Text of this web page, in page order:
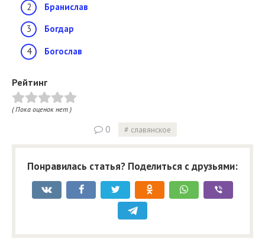
Бранислав
Богдар
Богослав
Рейтинг
( Пока оценок нет )
0 славянское
Понравилась статья? Поделиться с друзьями: